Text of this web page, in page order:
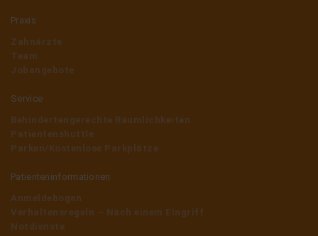
Praxis
Zahnärzte
Team
Jobangebote
Service
Behindertengerechte Räumlichkeiten
Patientenshuttle
Parken/Kostenlose Parkplätze
Patienteninformationen
Anmeldebogen
Verhaltensregeln – Nach einem Eingriff
Notdienste